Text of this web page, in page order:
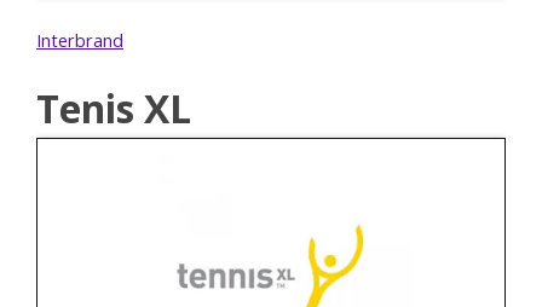
Interbrand
Tenis XL